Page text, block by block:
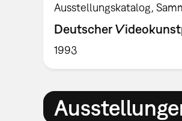
Ausstellungskatalog
Deutscher
1993